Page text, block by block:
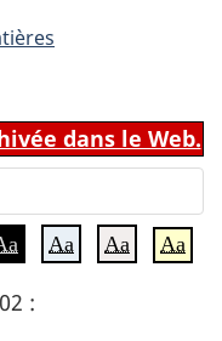
dans le Web.
Aa Aa Aa
: